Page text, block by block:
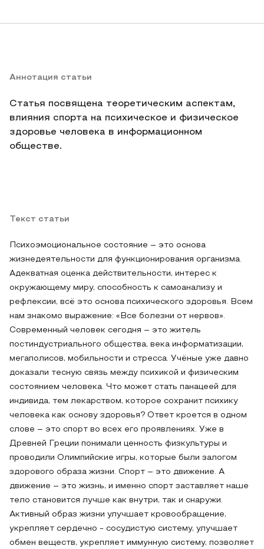
Аннотация статьи
Статья посвящена теоретическим аспектам,
влияния спорта на психическое и физическое
здоровье человека в информационном
обществе.
Текст статьи
Психоэмоциональное состояние – это основа
жизнедеятельности для функционирования организма.
Адекватная оценка действительности, интерес к
окружающему миру, способность к самоанализу и
рефлексии, всё это основа психического здоровья. Всем
нам знакомо выражение: «Все болезни от нервов».
Современный человек сегодня – это житель
постиндустриального общества, века информатизации,
мегаполисов, мобильности и стресса. Учёные уже давно
доказали тесную связь между психикой и физическим
состоянием человека. Что может стать панацеей для
индивида, тем лекарством, которое сохранит психику
человека как основу здоровья? Ответ кроется в одном
слове – это спорт во всех его проявлениях. Уже в
Древней Греции понимали ценность физкультуры и
проводили Олимпийские игры, которые были залогом
здорового образа жизни. Спорт – это движение. А
движение – это жизнь, и именно спорт заставляет наше
тело становится лучше как внутри, так и снаружи.
Активный образ жизни улучшает кровообращение,
укрепляет сердечно - сосудистую систему, улучшает
обмен веществ, укрепляет иммунную систему, позволяет